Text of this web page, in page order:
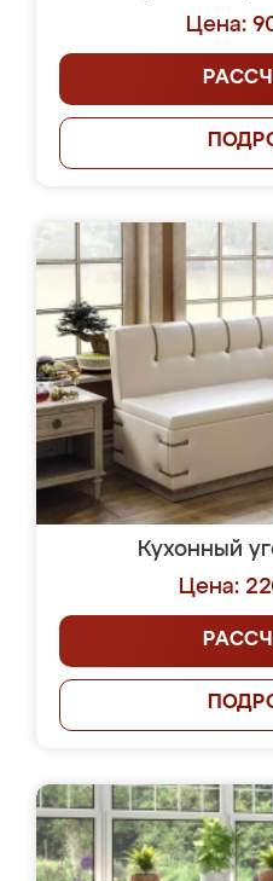
Цена:
Кухонный
Цена: